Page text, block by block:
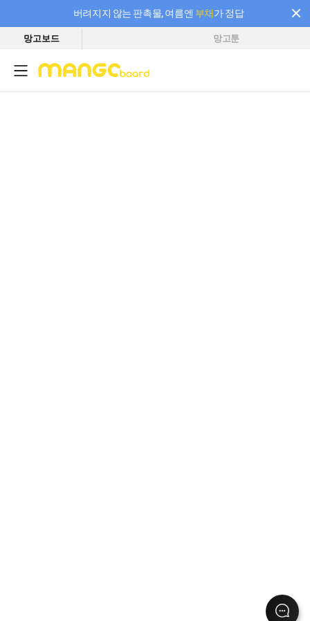
버려지지 않는 판촉물, 여름엔 부채가 정답
필요한 만큼 충전하고 끊김 없이 작업하세요! 새로워진 AI 부스터 요금제
망고보드 망고툰